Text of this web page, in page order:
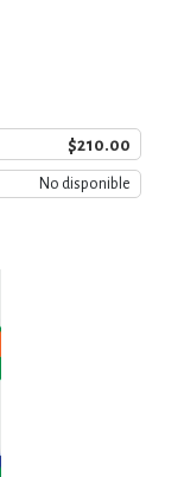
$210.00
No disponible